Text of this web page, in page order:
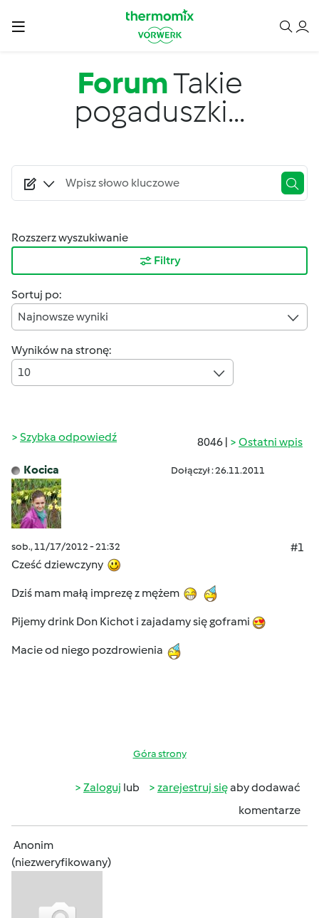
ForumTakie
pogaduszki...
Rozszerz wyszukiwanie
Filtry
Sortuj po:
Najnowsze wyniki
Wyników na stronę:
10
8046 | Ostatni wpis
Szybka odpowiedź
Kocica Dołączył : 26.11.2011
sob., 11/17/2012 - 21:32
#1
Cześć dziewczyny
Dziś mam małą imprezę z mężem
Pijemy drink Don Kichot i zajadamy się goframi
Macie od niego pozdrowienia
Góra strony
Zaloguj lub zarejestruj sięaby dodawać
komentarze
Anonim
(niezweryfikowany)